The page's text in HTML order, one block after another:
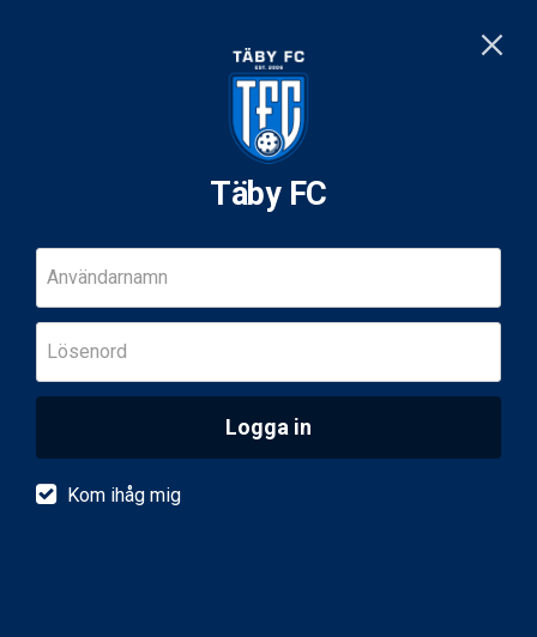
Täby FC
Användarnamn
Lösenord
Logga in
Kom ihåg mig